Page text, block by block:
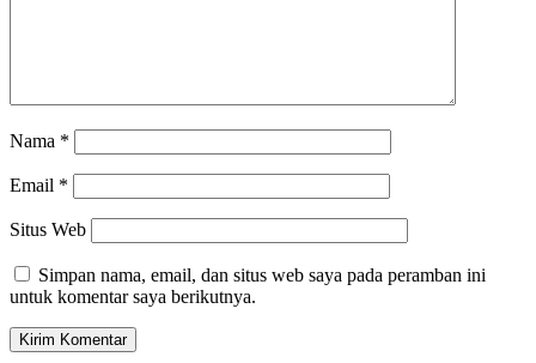
Nama *
Email *
Situs Web
Simpan nama, email, dan situs web saya pada peramban ini
untuk komentar saya berikutnya.